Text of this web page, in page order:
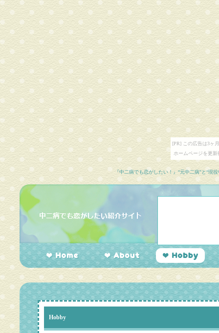
[PR] この広告は3ヶ
ホームページを更
『中二病でも恋がしたい！』“元中二病"と“現
Hobby